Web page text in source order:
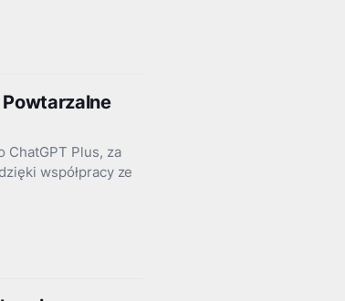
Powtarzalne
ChatGPT Plus, za
współpracy ze